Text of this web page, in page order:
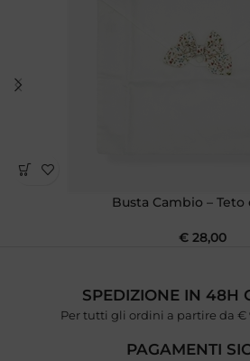
Busta Cambio – Teto
€28,00
SPEDIZIONE IN 48H
Per tutti gli ordini a partire da €
PAGAMENTI